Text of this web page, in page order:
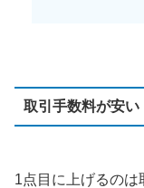
取引手数料が安い
1点目に上げるのは